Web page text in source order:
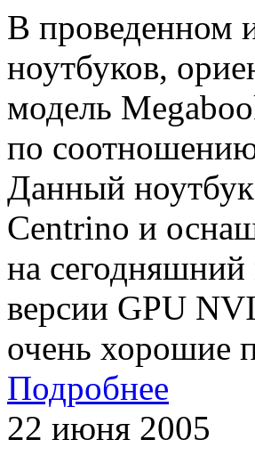
В проведенном
ноутбуков,
модель
по соотношению
Данный
Centrino и
на
версии GPU
очень хорошие
Подробнее
22 июня 2005